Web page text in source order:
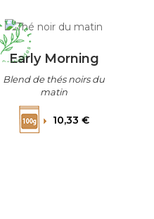
Early Morning
Blend de thés noirs du
matin
Prix
10,33 €